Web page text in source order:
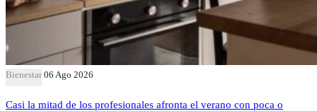
Bienestar 06 Ago 2026
Casi la mitad de los profesionales afronta el verano con poca o